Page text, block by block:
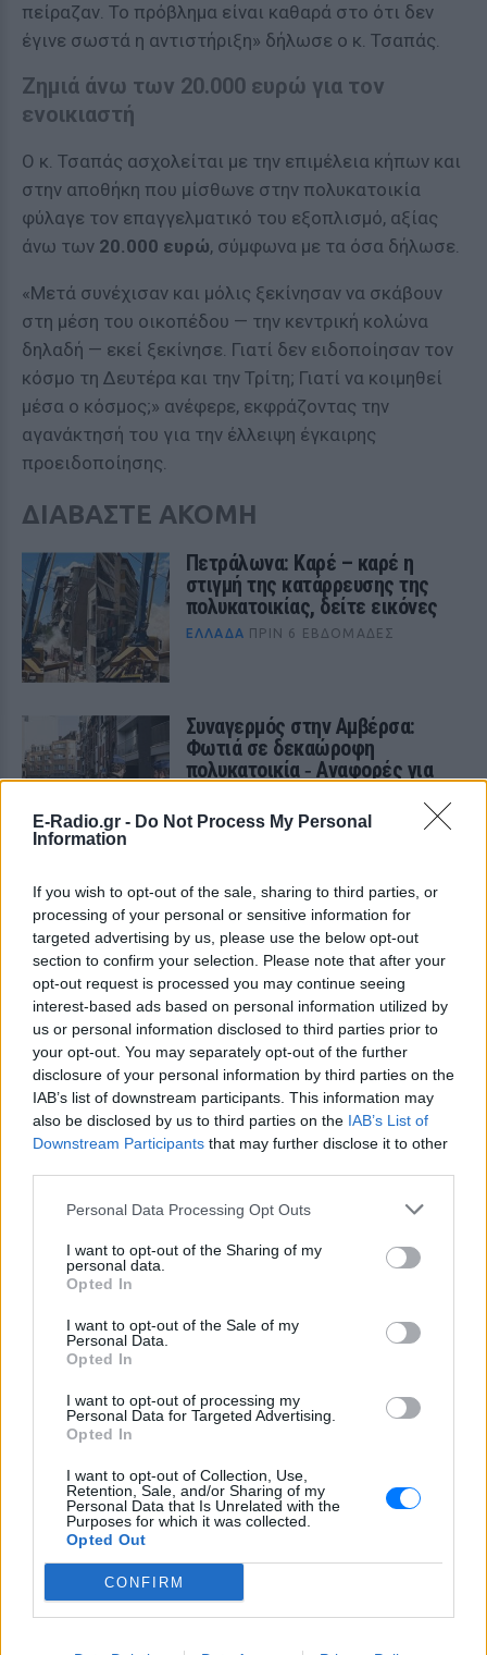
E-Radio.gr - Do Not Process My Personal
Information
If you wish to opt-out of the sale, sharing to third parties, or
processing of your personal or sensitive information for
targeted advertising by us, please use the below opt-out
section to confirm your selection. Please note that after your
opt-out request is processed you may continue seeing
interest-based ads based on personal information utilized by
us or personal information disclosed to third parties prior to
your opt-out. You may separately opt-out of the further
disclosure of your personal information by third parties on the
IAB’s list of downstream participants. This information may
also be disclosed by us to third parties on the IAB’s List of
Downstream Participants that may further disclose it to other
Personal Data Processing Opt Outs
I want to opt-out of the Sharing of my
personal data.
Opted In
I want to opt-out of the Sale of my
Personal Data.
Opted In
I want to opt-out of processing my
Personal Data for Targeted Advertising.
Opted In
I want to opt-out of Collection, Use,
Retention, Sale, and/or Sharing of my
Personal Data that Is Unrelated with the
Purposes for which it was collected.
Opted Out
CONFIRM
πείραζαν. Το πρόβλημα είναι καθαρά στο ότι δεν
έγινε σωστά η αντιστήριξη» δήλωσε ο κ. Τσαπάς.
Ζημιά άνω των 20.000 ευρώ για τον
ενοικιαστή
Ο κ. Τσαπάς ασχολείται με την επιμέλεια κήπων και
στην αποθήκη που μίσθωνε στην πολυκατοικία
φύλαγε τον επαγγελματικό του εξοπλισμό, αξίας
άνω των 20.000 ευρώ, σύμφωνα με τα όσα δήλωσε.
«Μετά συνέχισαν και μόλις ξεκίνησαν να σκάβουν
στη μέση του οικοπέδου — την κεντρική κολώνα
δηλαδή — εκεί ξεκίνησε. Γιατί δεν ειδοποίησαν τον
κόσμο τη Δευτέρα και την Τρίτη; Γιατί να κοιμηθεί
μέσα ο κόσμος;» ανέφερε, εκφράζοντας την
αγανάκτησή του για την έλλειψη έγκαιρης
προειδοποίησης.
ΔΙΑΒΑΣΤΕ ΑΚΟΜΗ
Πετράλωνα: Καρέ – καρέ η
στιγμή της κατάρρευσης της
πολυκατοικίας, δείτε εικόνες
ΕΛΛΆΔΑ ΠΡΙΝ 6 ΕΒΔΟΜΆΔΕΣ
Συναγερμός στην Αμβέρσα:
Φωτιά σε δεκαώροφη
πολυκατοικία ‑ Αναφορές για
ΕΛΛΆΔΑ ΠΡΙΝ 6 ΕΒΔΟΜΆΔΕΣ
ΔΙΑΦΗΜΙΣΗ
και μάθετε πρώτοιτα πιο hot νέα.
ειδήσεωντου E-Daily.gr
Ακολουθήστε το E-Radio.gr και στο Instagram